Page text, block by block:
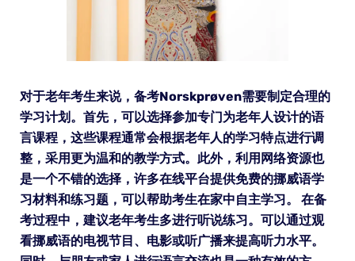
对于老年考生来说，备考Norskprøven需要制定合理的
学习计划。首先，可以选择参加专门为老年人设计的语
言课程，这些课程通常会根据老年人的学习特点进行调
整，采用更为温和的教学方式。此外，利用网络资源也
是一个不错的选择，许多在线平台提供免费的挪威语学
习材料和练习题，可以帮助考生在家中自主学习。 在备
考过程中，建议老年考生多进行听说练习。可以通过观
看挪威语的电视节目、电影或听广播来提高听力水平。